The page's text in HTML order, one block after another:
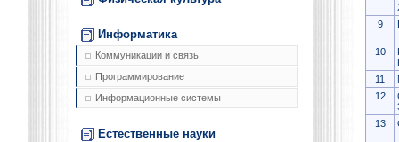
Информатика
Коммуникации и связь
Программирование
Информационные системы
Естественные науки
9
10
11
12
13